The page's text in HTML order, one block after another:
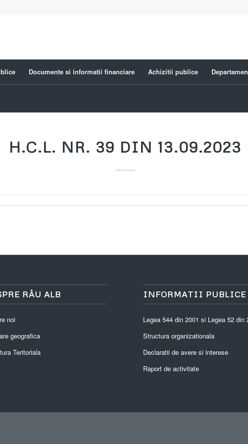
Documente si informatii financiare Achizitii publice
H.C.L. NR. 39 DIN 13.09.2023
RÂU ALB
noi
geografica
Teritoriala
INFORMATII PUBLICE
Legea 544 din 2001 si Legea 52 din
Structura organizationala
Declaratii de avere si interese
Raport de activitate